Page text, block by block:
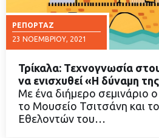
ΡΕΠΟΡΤΆΖ
23 ΝΟΕΜΒΡΊΟΥ, 2021
ΔΙΑΒΑΣΤΕ
Τρίκαλα: Τεχνογνωσία
να ενισχυθεί «Η δύναμη
Με ένα διήμερο σεμινάριο
το Μουσείο Τσιτσάνη και
Εθελοντών του…